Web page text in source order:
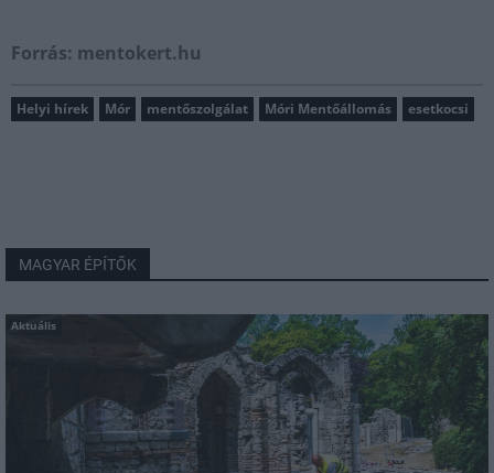
Forrás: mentokert.hu
Helyi hírek Mór mentőszolgálat Móri Mentőállomás esetkocsi
MAGYAR ÉPÍTŐK
Aktuális